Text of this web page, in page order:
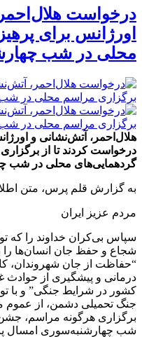
درخواست
اورژانس برای
محلی در شب
هلال‌احمر، آتش‌نشانی و
درخواست کردند تا از
گردهمایی‌های محلی در شب
به گزارش قلم پرس، متن
مردم عزیز ایران
سپاس بی‌کران خداوند را که
شجاع و حفظ جان انسان‌ها را
“حفاظت از جان شهروندان،
درمانی و پیشگیری از حوادث
کشور در شرایط جنگی” و با
جنگ تحمیلی دشمن، از عموم
برگزاری هرگونه مراسم،
شب چهارشنبه‌سوری امسال